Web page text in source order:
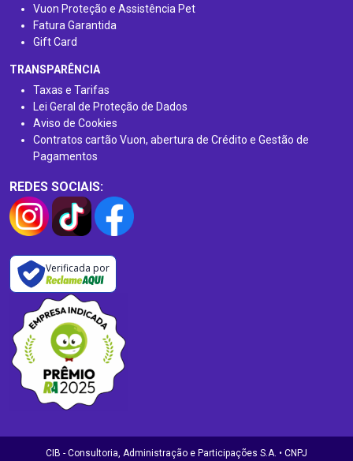
Vuon Proteção e Assistência Pet
Fatura Garantida
Gift Card
TRANSPARÊNCIA
Taxas e Tarifas
Lei Geral de Proteção de Dados
Aviso de Cookies
Contratos cartão Vuon, abertura de Crédito e Gestão de
Pagamentos
REDES SOCIAIS:
Verificada por
CIB - Consultoria, Administração e Participações S.A. • CNPJ